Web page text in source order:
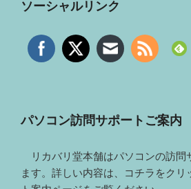
ソーシャルリンク
パソコン訪問サポートご案内
リカバリ堂本舗はパソコンの訪問
ます。詳しい内容は、コチラをクリ